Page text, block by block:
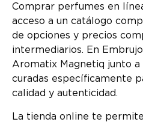
Comprar perfumes en
acceso a un catálogo
de opciones y precios
intermediarios. En
Aromatix Magnetiq junto a
curadas específicamente
calidad y autenticidad.
La tienda online te